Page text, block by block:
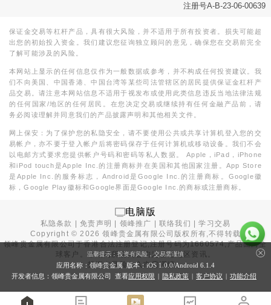
注册号A-B-23-06-00639
保证金交易等杠杆产品，具有很大风险，并不适用于所有投资者。损失可能超
出您的初始投入资金。我们建议您征询独立顾问的意见，确保您在交易前完全
了解可能涉及的风险。
本网站上显示的任何信息仅作为一般数据或参考，并不构成任何投资建议。我
们不向美国、中国香港、中国台湾等某些司法管辖区的居民提供保证金杠杆产
品交易。请注意本网站信息不适用于视发布或使用此类信息违反当地法律法规
的任何国家/地区的任何居民。在您决定交易或继续持有任何金融产品前，请
务必阅读理解并同意我们的产品披露声明和其他相关文件。
网上保安：为了保护您的私隐安全，请不要使用公共或共享计算机登入您的交
易帐户，亦不要于登入帐户后将密码保存于任何计算机或移动设备。我们不会
以电邮方式要求您提供帐户号码和密码等私人数据。 Apple，iPad，iPhone
和iPod touch是Apple Inc.的注册商标并在美国和其他国家注册。App Store
是Apple Inc.的服务标志，Android是Google Inc.的注册商标。Google徽
标，Google Play徽标和Google界面是Google Inc.的商标或注册商标。
电脑版
私隐条款 |免责声明 领峰推广 |联络我们 |学习交易
Copyright ©2026 领峰贵金属有限公司版权所有,不得转载
领峰贵金属有限公司于香港合法注册登记,注册号码为1660574,产品面向全
球客户。本站内所有内容均为香港地区资讯。
投资有风险，入市需谨慎。
温馨提示：投资有风险，交易需谨慎
应用名称：领峰贵金属 版本：iOS 1.0.0/Android 6.1.4
开发者信息：领峰贵金属有限公司 查看应用权限 | 隐私政策 | 客户协议 | 功能介绍